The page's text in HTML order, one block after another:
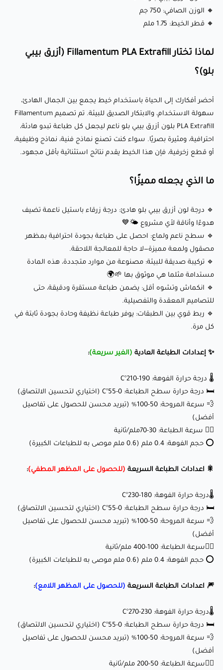
للتصاميم المعقدة والتفصيلية.
✨ إعدادات الطباعة العادية
🌡️ درجة حرارة الفوهة: 190-210°C
🛏️ درجة حرارة سطح الطباعة: 0-55°C (اختياري لتحسين الالتصاق)
💨 سرعة المروحة: 50-100% (تبريد محسن للحصول على تفاصيل
⭕ حجم الفوهة: 0.4 ملم (0.6 ملم موصى به للطباعات الكبيرة)
🎇 اعدادات الطباعة السريعة(للحصول على المظهر المطفي) :
🌡️درجة حرارة الفوهة: 180-230°C
🛏️ درجة حرارة سطح الطباعة: 0-55°C (اختياري لتحسين الالتصاق)
💨 سرعة المروحة: 50-100% (تبريد محسن للحصول على تفاصيل
أفضل)
🏃‍♂️سرعة الطباعة: 100-400 ملم/ثانية
🎆 اعدادات الطباعة السريعة(للحصول على المظهر اللامع)
🛏️ درجة حرارة سطح الطباعة: 0-55°C (اختياري لتحسين الالتصاق)
أفضل)
🏃‍♂️سرعة الطباعة: 50-200 ملم/ثانية
⭕ حجم الفوهة: 0.4 ملم (0.6 ملم موصى به للطباعات الكبيرة)
📚
السرعة وللطابعات العادية
أطلق العنان لإبداعك مع Fillamentum PLA
Extrafill (أزرق بيبي بلو):
🎨 الإبداع الفني: اللون الأزرق بيبي بلو الهادئ يضيف لمسة من
السكينة والأناقة لأي تصميم.
💡 نماذج وظيفية: مثالي لإنشاء أجزاء متينة ودقيقة بتشطيب
🔸 الوزن الصافي: 750 جم
🔸 قطر الخيط: 1.75 ملم
لماذا تختار Fillamentum PLA Extrafill (أزرق بيبي
بلو)؟
أحضر أفكارك إلى الحياة باستخدام خيط يجمع بين الجمال الهادئ،
سهولة الاستخدام، والابتكار الصديق للبيئة. تم تصميم Fillamentum
PLA Extrafill بلون أزرق بيبي بلو ناعم ليجعل كل طباعة تبدو هادئة،
احترافية، ومثيرة بصريًا. سواء كنت تصنع نماذج فنية، نماذج وظيفية،
أو قطع زخرفية، فإن هذا الخيط يقدم نتائج استثنائية بأقل مجهود.
ما الذي يجعله مميزًا؟
🔹 درجة لون أزرق بيبي بلو هادئ: درجة زرقاء باستيل ناعمة تضيف
هدوءًا وأناقة لأي مشروع 🌤️💙
🔹 سطح ناعم ولماع: احصل على طباعة بجودة احترافية بمظهر
مصقول ولمعة مميزة—لا حاجة للمعالجة اللاحقة.
🔹 تركيبة صديقة للبيئة: مصنوعة من موارد متجددة، هذه المادة
مستدامة مثلما هي موثوق بها 🌱🌍
🔹 انكماش وتشوه أقل: يضمن طباعة مستقرة ودقيقة، حتى
للتصاميم المعقدة والتفصيلية.
🔹 ربط قوي بين الطبقات: يوفر طباعة نظيفة وحادة بجودة ثابتة في
كل مرة.
✨ إعدادات الطباعة العادية (الغير سريعة):
🌡️ درجة حرارة الفوهة: 190-210°C
🛏️ درجة حرارة سطح الطباعة: 0-55°C (اختياري لتحسين الالتصاق)
💨 سرعة المروحة: 50-100% (تبريد محسن للحصول على تفاصيل
أفضل)
🏃‍♂️ سرعة الطباعة: 30-70ملم/ثانية
⭕ حجم الفوهة: 0.4 ملم (0.6 ملم موصى به للطباعات الكبيرة)
🎇 اعدادات الطباعة السريعة (للحصول على المظهر المطفي):
🌡️درجة حرارة الفوهة: 180-230°C
🛏️ درجة حرارة سطح الطباعة: 0-55°C (اختياري لتحسين الالتصاق)
💨 سرعة المروحة: 50-100% (تبريد محسن للحصول على تفاصيل
أفضل)
🏃‍♂️سرعة الطباعة: 100-400 ملم/ثانية
⭕ حجم الفوهة: 0.4 ملم (0.6 ملم موصى به للطباعات الكبيرة)
🎆 اعدادات الطباعة السريعة (للحصول على المظهر اللامع):
🌡️درجة حرارة الفوهة: 230-270°C
🛏️ درجة حرارة سطح الطباعة: 0-55°C (اختياري لتحسين الالتصاق)
💨 سرعة المروحة: 50-100% (تبريد محسن للحصول على تفاصيل
أفضل)
🏃‍♂️سرعة الطباعة: 50-200 ملم/ثانية